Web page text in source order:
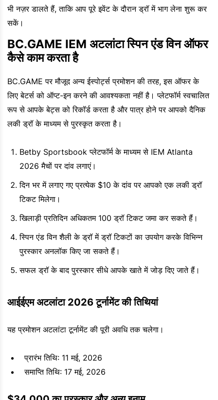
भी नज़र डालते हैं, ताकि आप पूरे इवेंट के दौरान ड्रॉ में भाग लेना शुरू कर
सकें।
BC.GAME IEM अटलांटा स्पिन एंड विन ऑफर
कैसे काम करता है
BC.GAME पर मौजूद अन्य ईस्पोर्ट्स प्रमोशन की तरह, इस ऑफर के
लिए बेटर्स को ऑप्ट-इन करने की आवश्यकता नहीं है। प्लेटफॉर्म स्वचालित
रूप से आपके बेट्स को रिकॉर्ड करता है और पात्र होने पर आपको दैनिक
लकी ड्रॉ के माध्यम से पुरस्कृत करता है।
Betby Sportsbook प्लेटफॉर्म के माध्यम से IEM Atlanta
2026 मैचों पर दांव लगाएं।
दिन भर में लगाए गए प्रत्येक $10 के दांव पर आपको एक लकी ड्रॉ
टिकट मिलेगा।
खिलाड़ी प्रतिदिन अधिकतम 100 ड्रॉ टिकट जमा कर सकते हैं।
स्पिन एंड विन शैली के ड्रॉ में ड्रॉ टिकटों का उपयोग करके विभिन्न
पुरस्कार अनलॉक किए जा सकते हैं।
सफल ड्रॉ के बाद पुरस्कार सीधे आपके खाते में जोड़ दिए जाते हैं।
आईईएम अटलांटा 2026 टूर्नामेंट की तिथियां
यह प्रमोशन अटलांटा टूर्नामेंट की पूरी अवधि तक चलेगा।
प्रारंभ तिथि: 11 मई, 2026
समाप्ति तिथि: 17 मई, 2026